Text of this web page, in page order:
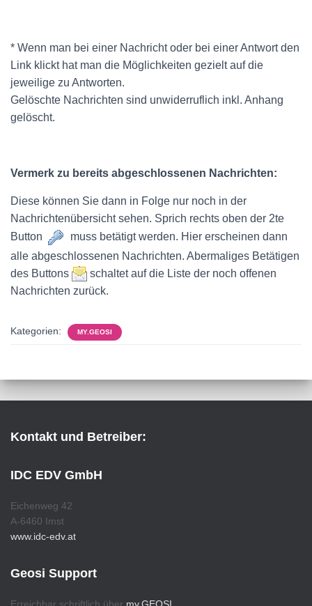
* Wenn man bei einer Nachricht oder bei einer Antwort den
Link klickt hat man die Möglichkeiten gezielt auf die
jeweilige zu Antworten.
Gelöschte Nachrichten sind unwiderruflich inkl. Anhang
gelöscht.
Vermerk zu bereits abgeschlossenen Nachrichten:
Diese können Sie dann in Folge nur noch in der
Nachrichtenübersicht sehen. Sprich rechts oben der 2te
Button
muss betätigt werden. Hier erscheinen dann
alle abgeschlossenen Nachrichten. Abermaliges Betätigen
des Buttons
schaltet auf die Liste der noch offenen
Nachrichten zurück.
Kategorien: MY.GEOSI
Kontakt und Betreiber:
IDC EDV GmbH
Eichenweg 42
A-6460 Imst
www.idc-edv.at
Geosi Support